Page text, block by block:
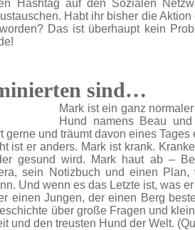
Hashtag auf den Sozialen
Habt ihr bisher die
Das ist überhaupt kein
sind…
Mark ist ein ganz
Hund namens Beau
gerne und träumt davon eines
ist er anders. Mark ist krank.
gesund wird. Mark haut ab –
sein Notizbuch und einen
Und wenn es das Letzte ist, was er
einen Jungen, der einen Berg
über große Fragen und
und den treusten Hund der Welt.